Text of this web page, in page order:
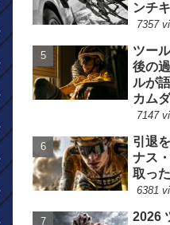
ンチキ
7357
ツー
後の
ルが
カム
7147
引退
ナス
取っ
6381
2026